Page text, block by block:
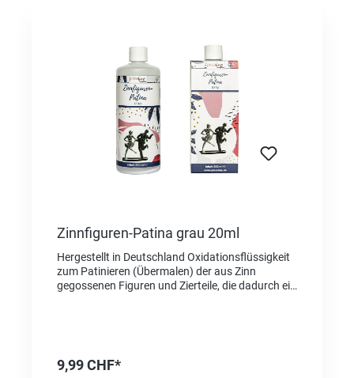
Zinnfiguren-Patina grau 20ml
Hergestellt in Deutschland Oxidationsflüssigkeit
zum Patinieren (Übermalen) der aus Zinn
gegossenen Figuren und Zierteile, die dadurch ein
verlötet man z.B. die Nähte von Tiffany-Lampen,
9,99 CHF*